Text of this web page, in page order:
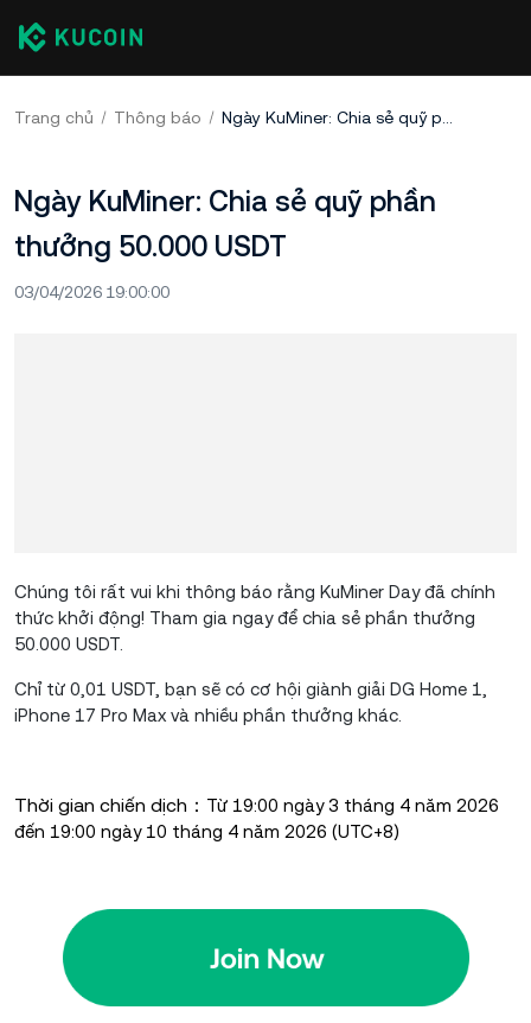
Trang chủ Thông báo Ngày KuMiner: Chia sẻ quỹ phần thưởng 50.000 USDT
Ngày KuMiner: Chia sẻ quỹ phần
thưởng 50.000 USDT
03/04/2026 19:00:00
Chúng tôi rất vui khi thông báo rằng KuMiner Day đã chính
thức khởi động! Tham gia ngay để chia sẻ phần thưởng
50.000 USDT.
Chỉ từ 0,01 USDT, bạn sẽ có cơ hội giành giải DG Home 1,
iPhone 17 Pro Max và nhiều phần thưởng khác.
Thời gian chiến dịch： Từ 19:00 ngày 3 tháng 4 năm 2026
đến 19:00 ngày 10 tháng 4 năm 2026 (UTC+8)